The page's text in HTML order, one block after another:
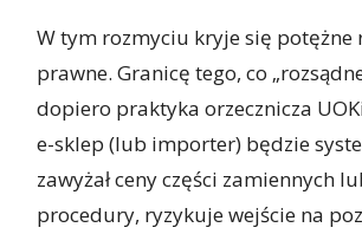
W tym rozmyciu kryje się potężne
prawne. Granicę tego, co
dopiero praktyka orzecznicza
e-sklep (lub importer) będzie
zawyżał ceny części zamiennych
procedury, ryzykuje wejście na